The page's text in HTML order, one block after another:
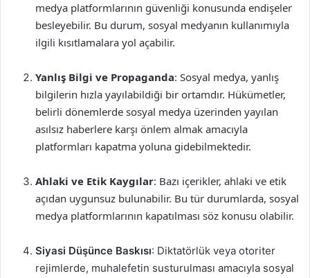
medya platformlarının güvenliği konusunda endişeler
besleyebilir. Bu durum, sosyal medyanın kullanımıyla
ilgili kısıtlamalara yol açabilir.
Yanlış Bilgi ve Propaganda: Sosyal medya, yanlış
bilgilerin hızla yayılabildiği bir ortamdır. Hükümetler,
belirli dönemlerde sosyal medya üzerinden yayılan
asılsız haberlere karşı önlem almak amacıyla
platformları kapatma yoluna gidebilmektedir.
Ahlaki ve Etik Kaygılar: Bazı içerikler, ahlaki ve etik
açıdan uygunsuz bulunabilir. Bu tür durumlarda, sosyal
medya platformlarının kapatılması söz konusu olabilir.
Siyasi Düşünce Baskısı: Diktatörlük veya otoriter
rejimlerde, muhalefetin susturulması amacıyla sosyal